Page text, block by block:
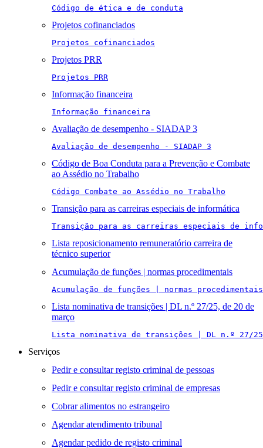
Código de ética e de conduta
Projetos cofinanciados
Projetos cofinanciados
Projetos PRR
Projetos PRR
Informação financeira
Informação financeira
Avaliação de desempenho - SIADAP 3
Avaliação de desempenho - SIADAP 3
Código de Boa Conduta para a Prevenção e Combate
ao Assédio no Trabalho
Código Combate ao Assédio no Trabalho
Transição para as carreiras especiais de informática
Transição para as carreiras especiais de
Lista reposicionamento remuneratório carreira de
técnico superior
Acumulação de funções | normas procedimentais
Acumulação de funções | normas procedimentais
Lista nominativa de transições | DL n.º 27/25, de 20 de
março
Lista nominativa de transições | DL n.º 27/
Serviços
Pedir e consultar registo criminal de pessoas
Pedir e consultar registo criminal de empresas
Cobrar alimentos no estrangeiro
Agendar atendimento tribunal
Agendar pedido de registo criminal